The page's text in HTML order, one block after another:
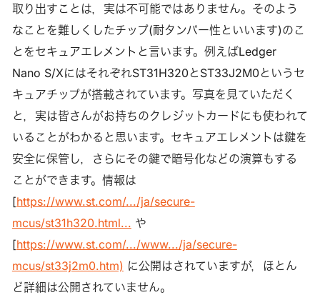
取り出すことは，実は不可能ではありません。そのよう
なことを難しくしたチップ(耐タンパー性といいます)のこ
とをセキュアエレメントと言います。例えばLedger
Nano S/XにはそれぞれST31H320とST33J2M0というセ
キュアチップが搭載されています。写真を見ていただく
と，実は皆さんがお持ちのクレジットカードにも使われて
いることがわかると思います。セキュアエレメントは鍵を
安全に保管し，さらにその鍵で暗号化などの演算もする
ことができます。情報は
[https://www.st.com/.../ja/secure-
mcus/st31h320.html... や
[https://www.st.com/.../www.../ja/secure-
mcus/st33j2m0.htm) に公開はされていますが，ほとん
ど詳細は公開されていません。